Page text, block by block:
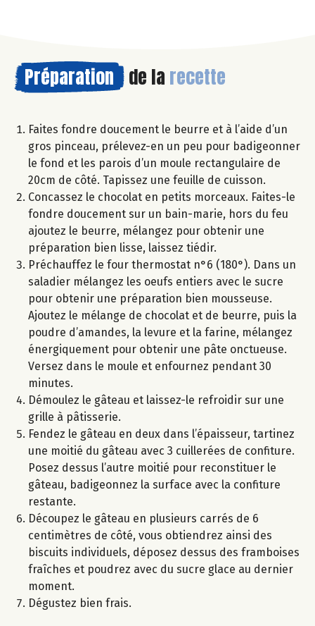
Préparation de la recette
Faites fondre doucement le beurre et à l’aide d’un
gros pinceau, prélevez-en un peu pour badigeonner
le fond et les parois d’un moule rectangulaire de
20cm de côté. Tapissez une feuille de cuisson.
Concassez le chocolat en petits morceaux. Faites-le
fondre doucement sur un bain-marie, hors du feu
ajoutez le beurre, mélangez pour obtenir une
préparation bien lisse, laissez tiédir.
Préchauffez le four thermostat n°6 (180°). Dans un
saladier mélangez les oeufs entiers avec le sucre
pour obtenir une préparation bien mousseuse.
Ajoutez le mélange de chocolat et de beurre, puis la
poudre d’amandes, la levure et la farine, mélangez
énergiquement pour obtenir une pâte onctueuse.
Versez dans le moule et enfournez pendant 30
minutes.
Démoulez le gâteau et laissez-le refroidir sur une
grille à pâtisserie.
Fendez le gâteau en deux dans l’épaisseur, tartinez
une moitié du gâteau avec 3 cuillerées de confiture.
Posez dessus l’autre moitié pour reconstituer le
gâteau, badigeonnez la surface avec la confiture
restante.
Découpez le gâteau en plusieurs carrés de 6
centimètres de côté, vous obtiendrez ainsi des
biscuits individuels, déposez dessus des framboises
fraîches et poudrez avec du sucre glace au dernier
moment.
Dégustez bien frais.